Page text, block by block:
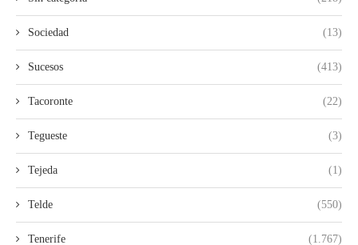
Sociedad (13)
Sucesos (413)
Tacoronte (22)
Tegueste (3)
Tejeda (1)
Telde (550)
Tenerife (1.767)